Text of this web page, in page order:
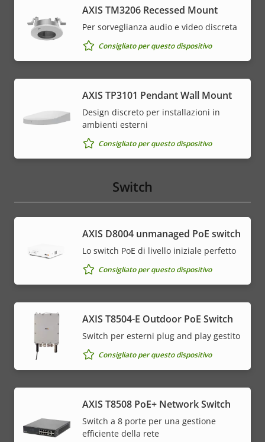
AXIS TM3206 Recessed Mount
Per sorveglianza audio e video discreta
Consigliato per questo dispositivo
AXIS TP3101 Pendant Wall Mount
Design discreto per installazioni in
ambienti esterni
Consigliato per questo dispositivo
Switch
AXIS ​D8004 unmanaged PoE switch
Lo switch PoE di livello iniziale perfetto
Consigliato per questo dispositivo
AXIS T8504-E Outdoor PoE Switch
Switch per esterni plug and play gestito
Consigliato per questo dispositivo
AXIS T8508 PoE+ Network Switch
Switch a 8 porte per una gestione
efficiente della rete